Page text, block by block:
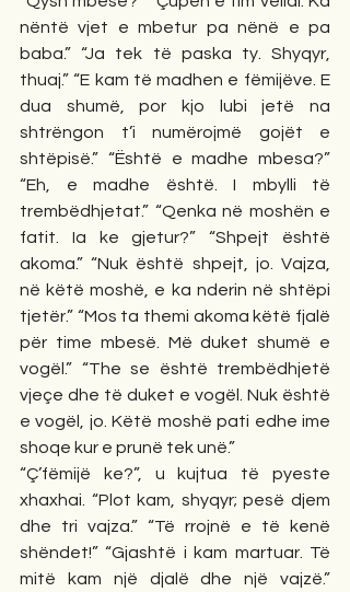
nëntë vjet e mbetur pa nënë e pa
baba.” “Ja tek të paska ty. Shyqyr,
thuaj.” “E kam të madhen e fëmijëve. E
dua shumë, por kjo lubi jetë na
shtrëngon t’i numërojmë gojët e
shtëpisë.” “Është e madhe mbesa?”
“Eh, e madhe është. I mbylli të
trembëdhjetat.” “Qenka në moshën e
fatit. Ia ke gjetur?” “Shpejt është
akoma.” “Nuk është shpejt, jo. Vajza,
në këtë moshë, e ka nderin në shtëpi
tjetër.” “Mos ta themi akoma këtë fjalë
për time mbesë. Më duket shumë e
vogël.” “The se është trembëdhjetë
vjeçe dhe të duket e vogël. Nuk është
e vogël, jo. Këtë moshë pati edhe ime
shoqe kur e prunë tek unë.”
“Ç’fëmijë ke?”, u kujtua të pyeste
xhaxhai. “Plot kam, shyqyr; pesë djem
dhe tri vajza.” “Të rrojnë e të kenë
shëndet!” “Gjashtë i kam martuar. Të
mitë kam një djalë dhe një vajzë.”